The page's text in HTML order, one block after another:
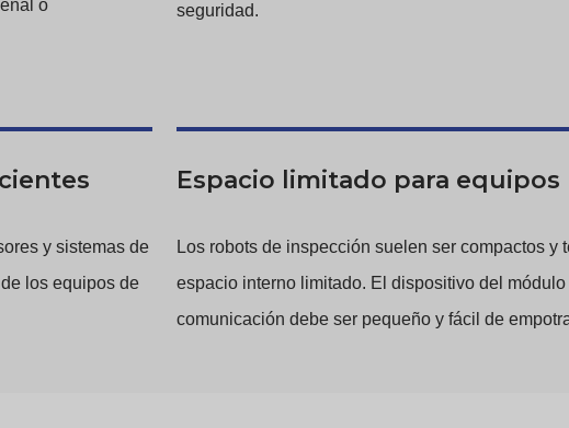
o
seguridad.
y sistemas de
los equipos de
Espacio limitado para equipos
Los robots de inspección suelen ser compactos y
espacio interno limitado. El dispositivo del módulo
comunicación debe ser pequeño y fácil de